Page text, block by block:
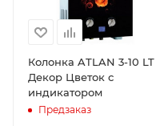
Колонка ATLAN 3-10 LT
Декор Цветок с
индикатором
Предзаказ